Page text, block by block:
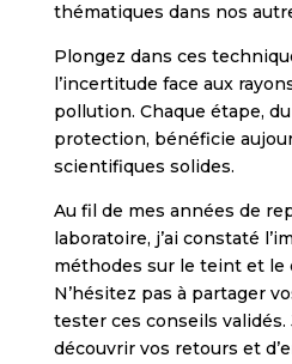
thématiques dans nos
Plongez dans ces
l’incertitude face aux
pollution. Chaque étape,
protection, bénéficie
scientifiques solides.
Au fil de mes années de
laboratoire, j’ai constaté
méthodes sur le teint et le
N’hésitez pas à partager
tester ces conseils validés.
découvrir vos retours et